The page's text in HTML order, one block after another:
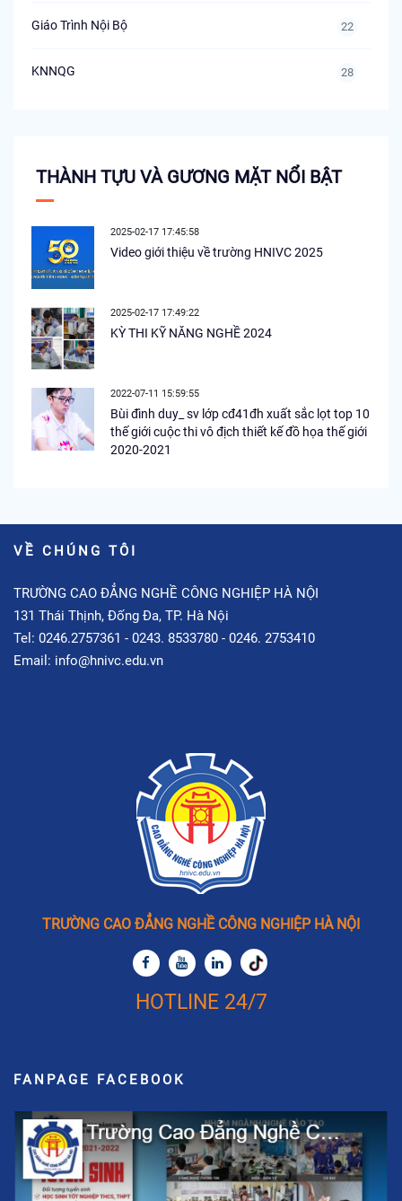
Giáo Trình Nội Bộ 22
KNNQG 28
THÀNH TỰU VÀ GƯƠNG MẶT NỔI BẬT
2025-02-17 17:45:58
Video giới thiệu về trường HNIVC 2025
2025-02-17 17:49:22
KỲ THI KỸ NĂNG NGHỀ 2024
2022-07-11 15:59:55
Bùi đình duy_ sv lớp cđ41đh xuất sắc lọt top 10
thế giới cuộc thi vô địch thiết kế đồ họa thế giới
2020-2021
VỀ CHÚNG TÔI
TRƯỜNG CAO ĐẲNG NGHỀ CÔNG NGHIỆP HÀ NỘI
131 Thái Thịnh, Đống Đa, TP. Hà Nội
Tel: 0246.2757361 - 0243. 8533780 - 0246. 2753410
Email: info@hnivc.edu.vn
TRƯỜNG CAO ĐẲNG NGHỀ CÔNG NGHIỆP HÀ NỘI
HOTLINE 24/7
FANPAGE FACEBOOK